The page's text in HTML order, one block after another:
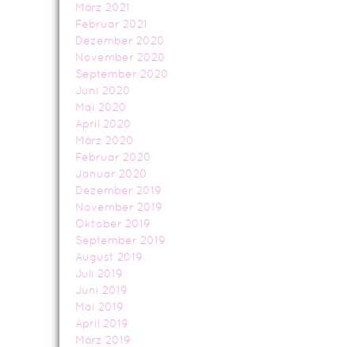
März 2021
Februar 2021
Dezember 2020
November 2020
September 2020
Juni 2020
Mai 2020
April 2020
März 2020
Februar 2020
Januar 2020
Dezember 2019
November 2019
Oktober 2019
September 2019
August 2019
Juli 2019
Juni 2019
Mai 2019
April 2019
März 2019